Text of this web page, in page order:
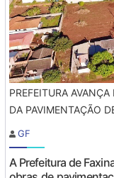
PREFEITURA
DA PAVIMENTAÇÃO
GF
A Prefeitura de